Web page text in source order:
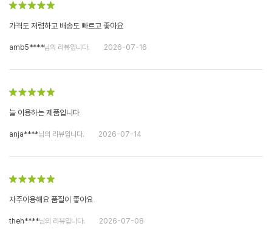
가격도 저렴하고 배송도 빠르고 좋아요
amb5****님의 리뷰입니다. 2026-07-16
늘 이용하는 제품입니다
anja****님의 리뷰입니다. 2026-07-14
자주이용해요 품질이 좋아요
theh****님의 리뷰입니다. 2026-07-08